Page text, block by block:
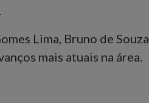
Lima, Bruno de Souza
mais atuais na área.